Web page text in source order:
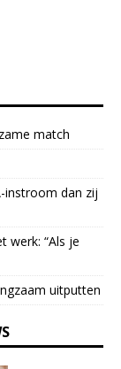
match
instroom dan zij
werk: “Als je
uitputten